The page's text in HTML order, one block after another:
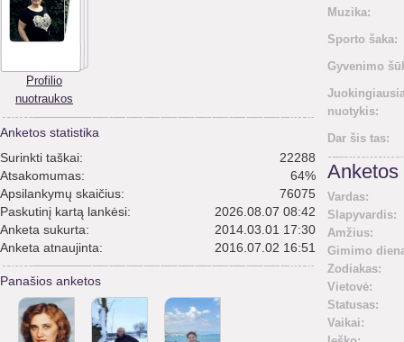
Profilio
nuotraukos
Anketos statistika
Surinkti taškai:
22288
Atsakomumas:
64%
Apsilankymų skaičius:
76075
Paskutinį kartą lankėsi:
2026.08.07 08:42
Anketa sukurta:
2014.03.01 17:30
Anketa atnaujinta:
2016.07.02 16:51
Panašios anketos
Muzika:
Sporto šaka:
Gyvenimo
nuotykis:
Dar šis tas:
Anketos
Vardas:
Slapyvardis:
Amžius:
Gimimo
Zodiakas:
Vietovė:
Statusas:
Vaikai: